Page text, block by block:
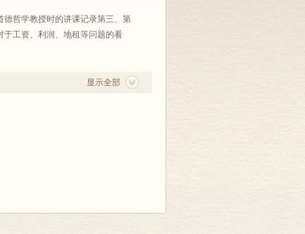
哲学教授时的讲课记录第三、第
于工资、利润、地租等问题的看
显示全部